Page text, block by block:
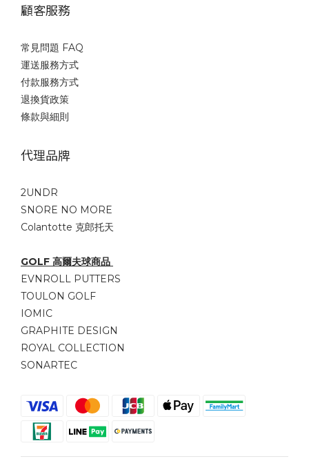
顧客服務
常見問題 FAQ
運送服務方式
付款服務方式
退換貨政策
條款與細則
代理品牌
2UNDR
SNORE NO MORE
Colantotte 克郎托天
GOLF 高爾夫球商品
EVNROLL PUTTERS
TOULON GOLF
IOMIC
GRAPHITE DESIGN
ROYAL COLLECTION
SONARTEC